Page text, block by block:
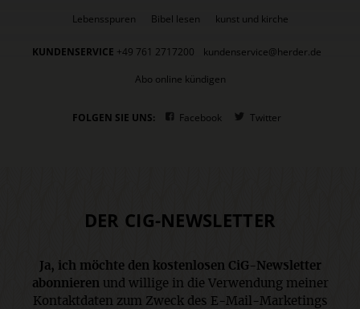
Lebensspuren
Bibel lesen kunst und kirche
KUNDENSERVICE +49 761 2717200
kundenservice@herder.de
Abo online kündigen
FOLGEN SIE UNS: Facebook Twitter
DER CIG-NEWSLETTER
Ja, ich möchte den kostenlosen CiG-Newsletter
abonnierenund willige in die Verwendung meiner
Kontaktdaten zum Zweck des E-Mail-Marketings